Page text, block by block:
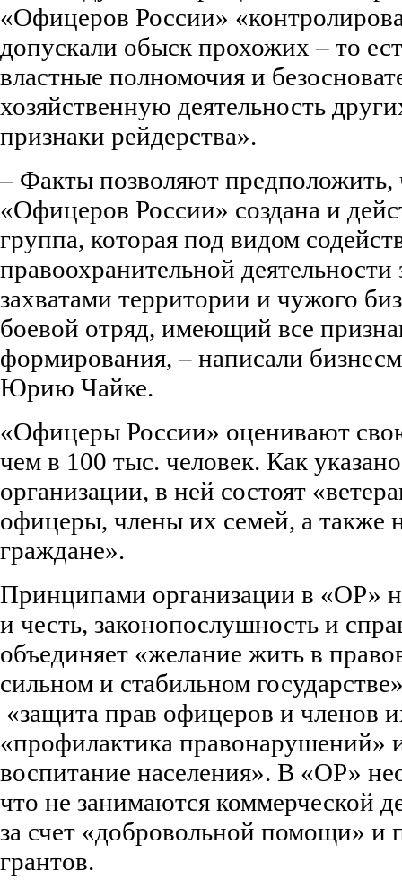
«Офицеров России»
допускали обыск прохожих – то
властные полномочия и
хозяйственную деятельность
признаки рейдерства».
– Факты позволяют
«Офицеров России» создана и
группа, которая под видом
правоохранительной
захватами территории и чужого
боевой отряд, имеющий все
формирования, – написали
Юрию Чайке.
«Офицеры России» оценивают
чем в 100 тыс. человек. Как
организации, в ней состоят
офицеры, члены их семей, а также
граждане».
Принципами организации в «ОР»
и честь, законопослушность и
объединяет «желание жить в
сильном и стабильном
«защита прав офицеров и членов
«профилактика правонарушений»
воспитание населения». В «ОР»
что не занимаются коммерческой
за счет «добровольной помощи» и
грантов.